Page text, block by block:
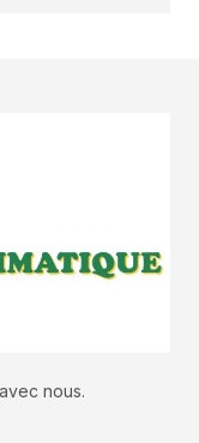
nous.